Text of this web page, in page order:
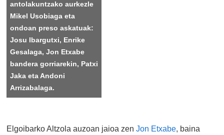
antolakuntzako aurkezle
Mikel Usobiaga eta
ondoan preso askatuak:
Josu Ibargutxi, Enrike
Gesalaga, Jon Etxabe
bandera gorriarekin, Patxi
Jaka eta Andoni
Arrizabalaga.
Elgoibarko Altzola auzoan jaioa zenJon Etxabe, baina